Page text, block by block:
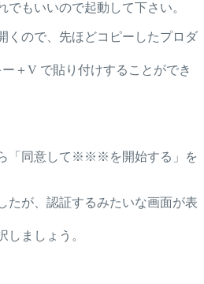
でもいいので起動して下さい。
くので、先ほどコピーしたプロダ
＋V で貼り付けすることができ
「同意して※※※を開始する」を
たが、認証するみたいな画面が表
しましょう。